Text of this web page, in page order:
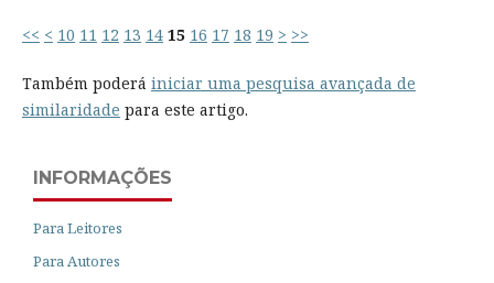
<< < 10 11 12 13 14 15 16 17 18 19 > >>
Também poderá iniciar uma pesquisa avançada de
similaridade para este artigo.
INFORMAÇÕES
Para Leitores
Para Autores